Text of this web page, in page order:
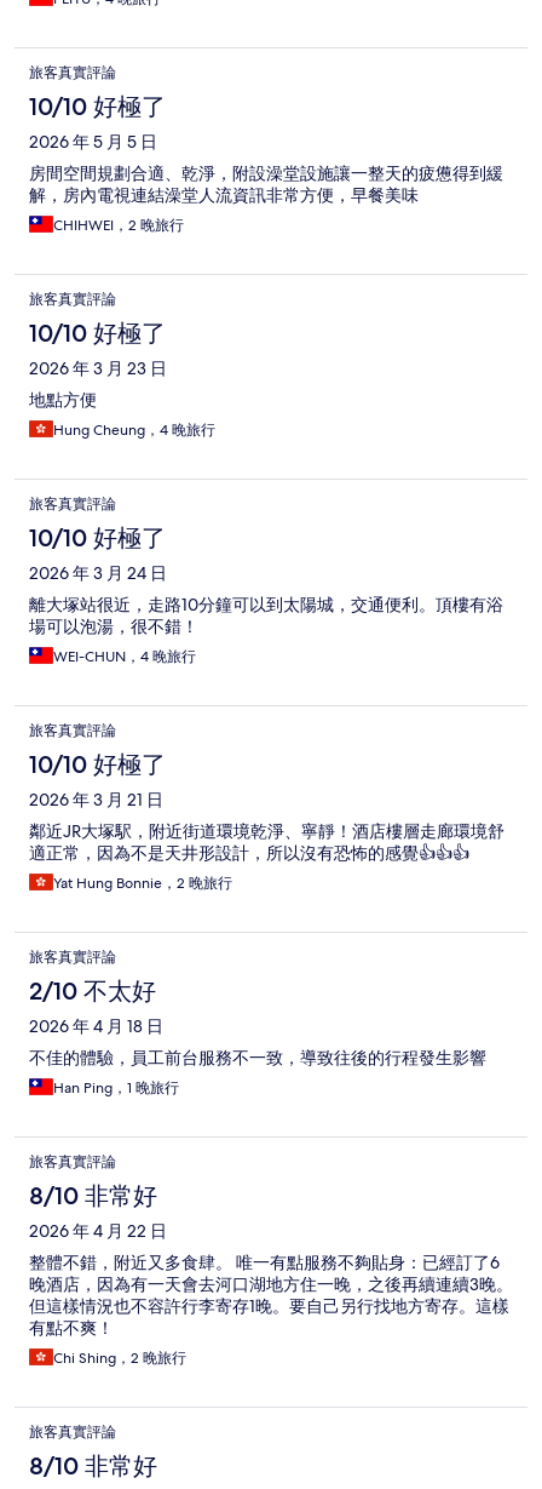
旅客真實評論
10/10 好極了
2026 年 5 月 5 日
房間空間規劃合適、乾淨，附設澡堂設施讓一整天的疲憊得到緩
解，房內電視連結澡堂人流資訊非常方便，早餐美味
CHIHWEI，2 晚旅行
旅客真實評論
10/10 好極了
2026 年 3 月 23 日
地點方便
Hung Cheung，4 晚旅行
旅客真實評論
10/10 好極了
2026 年 3 月 24 日
離大塚站很近，走路10分鐘可以到太陽城，交通便利。頂樓有浴
場可以泡湯，很不錯！
WEI-CHUN，4 晚旅行
旅客真實評論
10/10 好極了
2026 年 3 月 21 日
鄰近JR大塚駅，附近街道環境乾淨、寧靜！酒店樓層走廊環境舒
適正常，因為不是天井形設計，所以沒有恐怖的感覺👍👍👍
Yat Hung Bonnie，2 晚旅行
旅客真實評論
2/10 不太好
2026 年 4 月 18 日
不佳的體驗，員工前台服務不一致，導致往後的行程發生影響
Han Ping，1 晚旅行
旅客真實評論
8/10 非常好
2026 年 4 月 22 日
整體不錯，附近又多食肆。 唯一有點服務不夠貼身：已經訂了6
晚酒店，因為有一天會去河口湖地方住一晚，之後再續連續3晚。
但這樣情況也不容許行李寄存1晚。要自己另行找地方寄存。這樣
有點不爽！
Chi Shing，2 晚旅行
旅客真實評論
8/10 非常好